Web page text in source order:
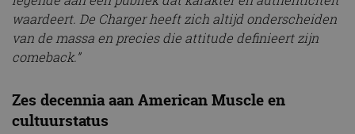
waardeert. De Charger heeft zich altijd onderscheiden
van de massa en precies die attitude definieert zijn
comeback.”
Zes decennia aan American Muscle en
cultuurstatus